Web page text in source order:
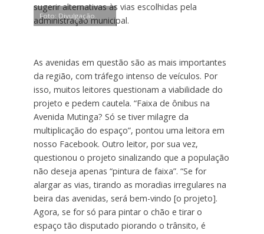
sugerir alternativas às vias escolhidas pela
administração municipal.
Foto: Divulgação.
As avenidas em questão são as mais importantes
da região, com tráfego intenso de veículos. Por
isso, muitos leitores questionam a viabilidade do
projeto e pedem cautela. “Faixa de ônibus na
Avenida Mutinga? Só se tiver milagre da
multiplicação do espaço”, pontou uma leitora em
nosso Facebook. Outro leitor, por sua vez,
questionou o projeto sinalizando que a população
não deseja apenas “pintura de faixa”. “Se for
alargar as vias, tirando as moradias irregulares na
beira das avenidas, será bem-vindo [o projeto].
Agora, se for só para pintar o chão e tirar o
espaço tão disputado piorando o trânsito, é